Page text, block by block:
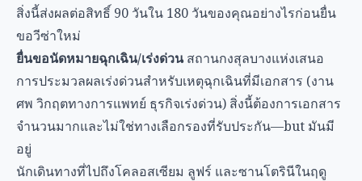
สิ่งนี้ส่งผลต่อสิทธิ์ 90 วันใน 180 วันของคุณอย่างไรก่อนยื่น
ขอวีซ่าใหม่
ยื่นขอนัดหมายฉุกเฉิน/เร่งด่วนสถานกงสุลบางแห่งเสนอ
การประมวลผลเร่งด่วนสำหรับเหตุฉุกเฉินที่มีเอกสาร (งาน
ศพ วิกฤตทางการแพทย์ ธุรกิจเร่งด่วน) สิ่งนี้ต้องการเอกสาร
จำนวนมากและไม่ใช่ทางเลือกรองที่รับประกัน—but มันมี
อยู่
นักเดินทางที่ไปถึงโคลอสเซียม ลูฟร์ และซานโตรินีในฤดู